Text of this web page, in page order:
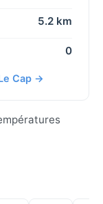
5.2 km
0
Cap →